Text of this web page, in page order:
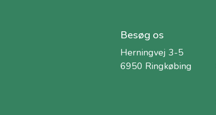
Besøg os
Herningvej 3-5
6950 Ringkøbing